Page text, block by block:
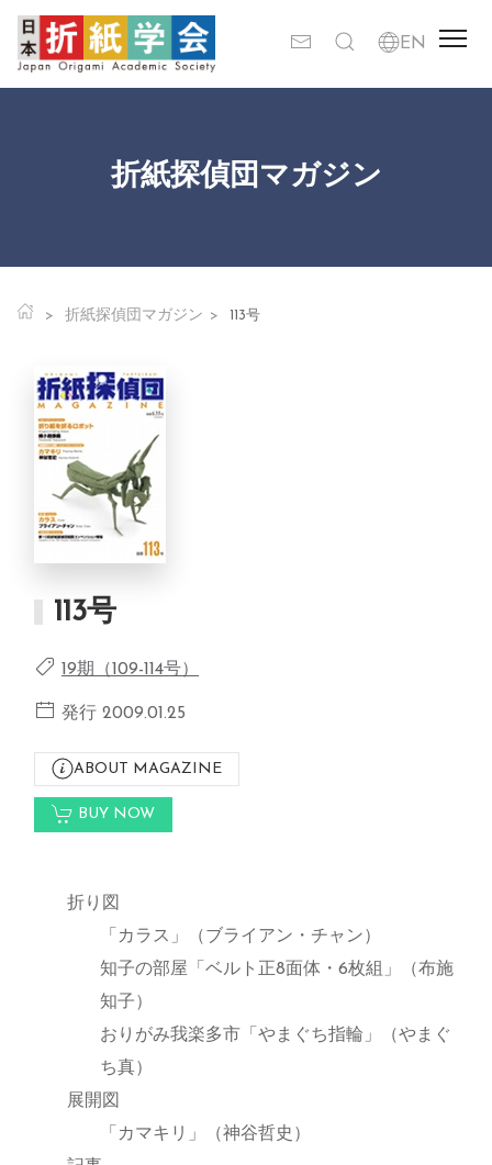
折紙探偵団マガジン
折紙探偵団マガジン 113号
113号
19期（109-114号）
発行 2009.01.25
ABOUT MAGAZINE
BUY NOW
折り図
「カラス」（ブライアン・チャン）
知子の部屋「ベルト正8面体・6枚組」（布施
知子）
おりがみ我楽多市「やまぐち指輪」（やまぐ
ち真）
展開図
「カマキリ」（神谷哲史）